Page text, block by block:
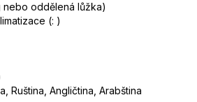
nebo oddělená lůžka)
(: )
Ruština, Angličtina, Arabština